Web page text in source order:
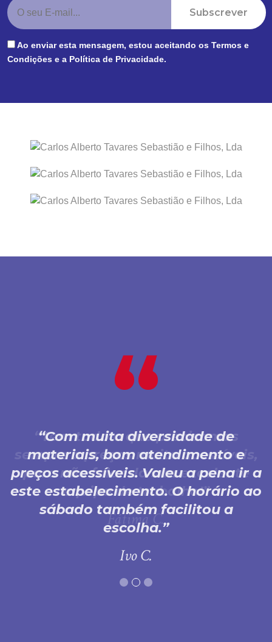
Subscrever
Ao enviar esta mensagem, estou aceitando os Termos e
Condições e a Política de Privacidade.
Com muita diversidade de
materiais, bom atendimento e
preços acessíveis. Valeu a pena ir a
este estabelecimento. O horário ao
sábado também facilitou a
escolha.
Ivo C.